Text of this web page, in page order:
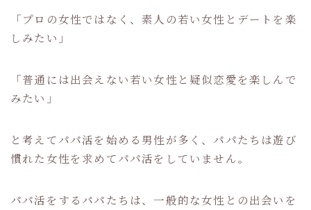
「プロの女性ではなく、素人の若い女性とデートを楽
しみたい」
「普通には出会えない若い女性と疑似恋愛を楽しんで
みたい」
と考えてパパ活を始める男性が多く、パパたちは遊び
慣れた女性を求めてパパ活をしていません。
パパ活をするパパたちは、一般的な女性との出会いを